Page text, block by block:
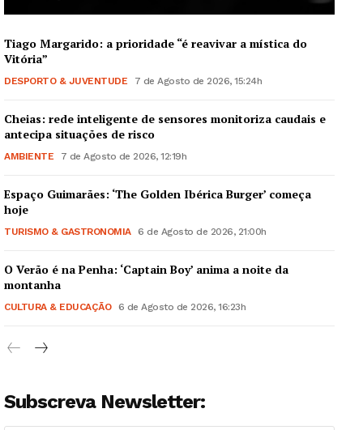
Tiago Margarido: a prioridade “é reavivar a mística do
Vitória”
DESPORTO & JUVENTUDE 7 de Agosto de 2026, 15:24h
Cheias: rede inteligente de sensores monitoriza caudais e
antecipa situações de risco
AMBIENTE 7 de Agosto de 2026, 12:19h
Espaço Guimarães: ‘The Golden Ibérica Burger’ começa
hoje
TURISMO & GASTRONOMIA 6 de Agosto de 2026, 21:00h
O Verão é na Penha: ‘Captain Boy’ anima a noite da
montanha
CULTURA & EDUCAÇÃO 6 de Agosto de 2026, 16:23h
Subscreva Newsletter: